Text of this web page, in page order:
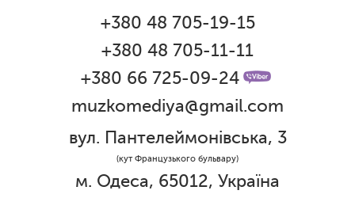
Дякуємо за свято!
Графік роботи каси 1 червня
Ювілей Олени Редько
Ювілей Станіслава Зайцева
+380 48 705-19-15
+380 48 705-11-11
+380 66 725-09-24
muzkomediya@gmail.com
вул. Пантелеймонівська, 3
(кут Французького бульвару)
м. Одеса, 65012, Україна